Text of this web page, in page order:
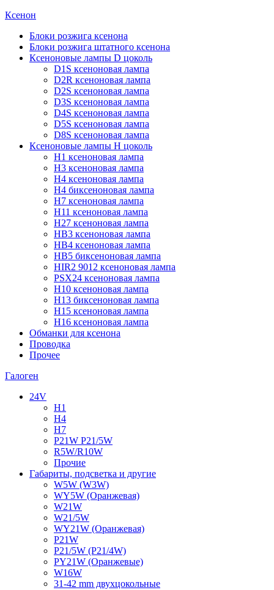
Ксенон
Блоки розжига ксенона
Блоки розжига штатного ксенона
Ксеноновые лампы D цоколь
D1S ксеноновая лампа
D2R ксеноновая лампа
D2S ксеноновая лампа
D3S ксеноновая лампа
D4S ксеноновая лампа
D5S ксеноновая лампа
D8S ксеноновая лампа
Ксеноновые лампы Н цоколь
H1 ксеноновая лампа
H3 ксеноновая лампа
H4 ксеноновая лампа
H4 биксеноновая лампа
H7 ксеноновая лампа
H11 ксеноновая лампа
H27 ксеноновая лампа
HB3 ксеноновая лампа
HB4 ксеноновая лампа
HB5 биксеноновая лампа
HIR2 9012 ксеноновая лампа
PSX24 ксеноновая лампа
H10 ксеноновая лампа
H13 биксеноновая лампа
H15 ксеноновая лампа
H16 ксеноновая лампа
Обманки для ксенона
Проводка
Прочее
Галоген
24V
H1
H4
H7
P21W P21/5W
R5W/R10W
Прочие
Габариты, подсветка и другие
W5W (W3W)
WY5W (Оранжевая)
W21W
W21/5W
WY21W (Оранжевая)
P21W
P21/5W (P21/4W)
PY21W (Оранжевые)
W16W
31-42 mm двухцокольные